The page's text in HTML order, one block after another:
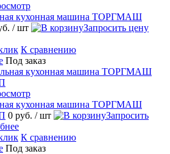
кухонная машина ТОРГМАШ
/ шт
Запросить цену
К сравнению
Под заказ
кухонная машина ТОРГМАШ
0 руб. / шт
Запросить
К сравнению
Под заказ